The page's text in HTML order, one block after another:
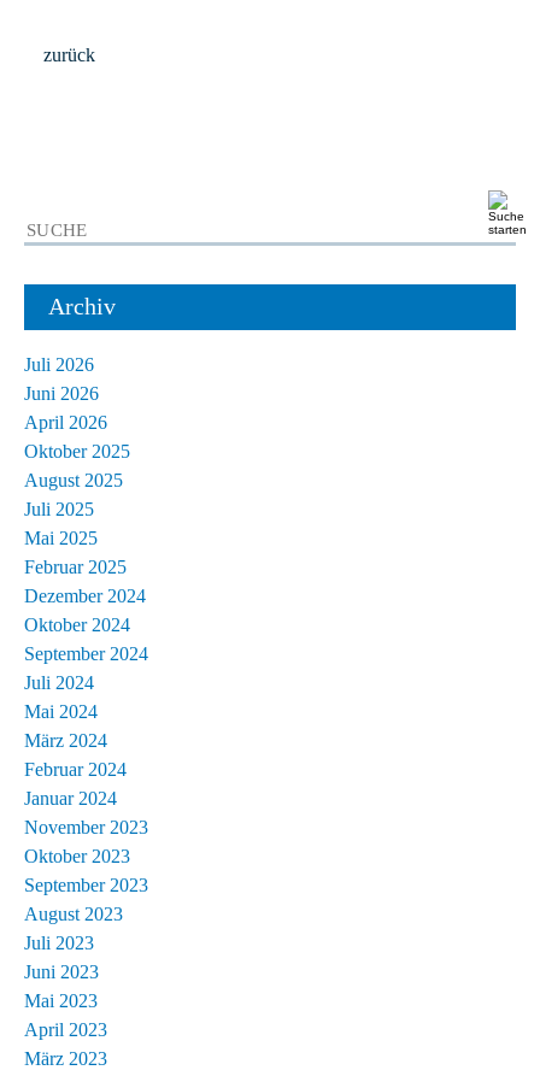
zurück
Archiv
Juli 2026
Juni 2026
April 2026
Oktober 2025
August 2025
Juli 2025
Mai 2025
Februar 2025
Dezember 2024
Oktober 2024
September 2024
Juli 2024
Mai 2024
März 2024
Februar 2024
Januar 2024
November 2023
Oktober 2023
September 2023
August 2023
Juli 2023
Juni 2023
Mai 2023
April 2023
März 2023